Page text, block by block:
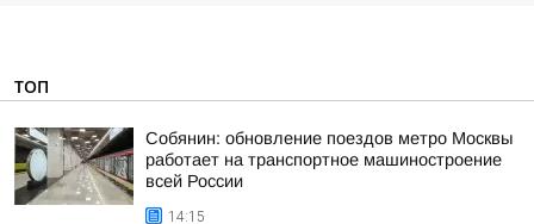
ТОП
Собянин: обновление поездов метро Москвы
работает на транспортное машиностроение
всей России
14:15